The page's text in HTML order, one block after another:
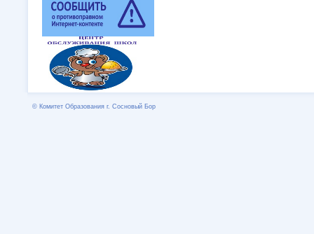
© Комитет Образования г. Сосновый Бор